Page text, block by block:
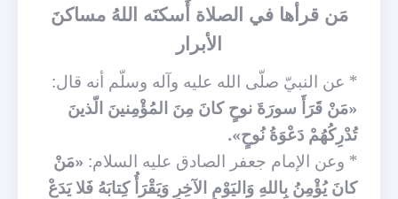
مَن قرأها في الصلاة أَسكنَه اللهُ مساكنَ
الأبرار
* عن النبيّ صلّى الله عليه وآله وسلّم أنه قال:
«مَنْ قَرَأَ سورَةَ نوحٍ كانَ مِنَ المُؤْمِنينَ الّذينَ
تُدْرِكُهُمْ دَعْوَةُ نُوحٍ».
* وعن الإمام جعفر الصادق عليه السلام: «مَنْ
كانَ يُؤْمِنُ بِاللهِ وَاليَوْمِ الآخِرِ وَيَقْرَأُ كِتابَهُ فَلا يَدَعْ